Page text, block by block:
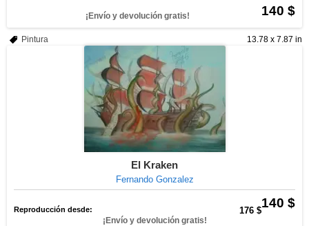
140 $
¡Envío y devolución gratis!
13.78 x 7.87 in
Pintura
El Kraken
Fernando Gonzalez
140 $
Reproducción desde: 176 $
¡Envío y devolución gratis!